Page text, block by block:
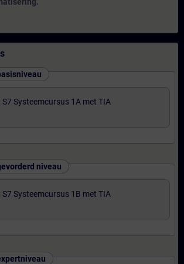
S7 Systeemcursus 1A met TIA
niveau
S7 Systeemcursus 1B met TIA